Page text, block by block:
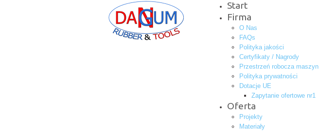
Start
Firma
O Nas
FAQs
Polityka jakości
Certyfikaty / Nagrody
Przestrzeń robocza maszyn
Polityka prywatności
Dotacje UE
Zapytanie ofertowe nr1
Oferta
Projekty
Materiały